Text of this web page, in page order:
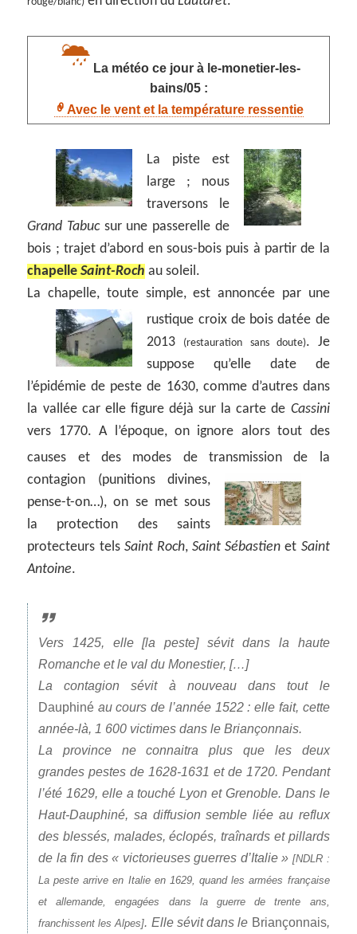
La météo ce jour à le-monetier-les-
bains/05 :
Avec le vent et la température ressentie
La piste est
large ; nous
traversons le
Grand Tabucsur une passerelle de
bois ; trajet d’abord en sous-bois puis à partir de la
chapelleSaint-Roch au soleil.
La chapelle, toute simple, est annoncée par une
rustique croix de bois datée de
2013
(restauration sans doute). Je
suppose qu’elle date de
l’épidémie de peste de 1630, comme d’autres dans
la vallée car elle figure déjà sur la carte de Cassini
vers 1770. A l’époque, on ignore alors tout des
causes et des modes de transmission de la
contagion (punitions divines,
pense-t-on…), on se met sous
la protection des saints
protecteurs tels Saint Roch,Saint Sébastien et Saint
Antoine.
Vers 1425, elle [la peste] sévit dans la haute
Romanche et le val du Monestier, […]
La contagion sévit à nouveau dans tout le
Dauphiné au cours de l’année 1522 : elle fait, cette
année-là, 1 600 victimes dans le Briançonnais.
La province ne connaitra plus que les deux
grandes pestes de 1628-1631 et de 1720. Pendant
l’été 1629, elle a touché Lyon et Grenoble. Dans le
Haut-Dauphiné, sa diffusion semble liée au reflux
des blessés, malades, éclopés, traînards et pillards
de la fin des « victorieuses guerres d’Italie » [NDLR :
La peste arrive en Italie en 1629, quand les armées française
et allemande, engagées dans la guerre de trente ans,
franchissent les Alpes]. Elle sévit dans le Briançonnais,